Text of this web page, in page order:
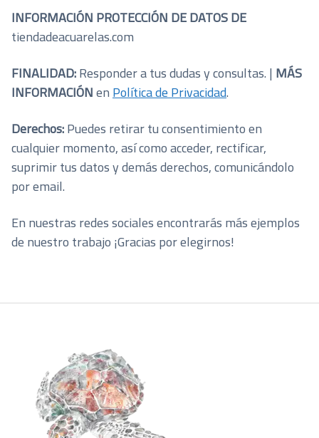
INFORMACIÓN PROTECCIÓN DE DATOS DE
tiendadeacuarelas.com
FINALIDAD:Responder a tus dudas y consultas. | MÁS
INFORMACIÓNenPolítica de Privacidad.
Derechos:Puedes retirar tu consentimiento en
cualquier momento, así como acceder, rectificar,
suprimir tus datos y demás derechos, comunicándolo
por email.
En nuestras redes sociales encontrarás más ejemplos
de nuestro trabajo ¡Gracias por elegirnos!